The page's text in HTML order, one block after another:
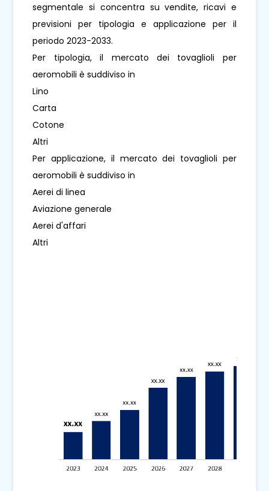
segmentale si concentra su vendite, ricavi e
previsioni per tipologia e applicazione per il
periodo 2023-2033.
Per tipologia, il mercato dei tovaglioli per
aeromobili è suddiviso in
Lino
Carta
Cotone
Altri
Per applicazione, il mercato dei tovaglioli per
aeromobili è suddiviso in
Aerei di linea
Aviazione generale
Aerei d'affari
Altri